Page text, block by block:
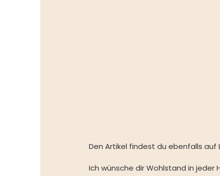
Den Artikel findest du ebenfalls auf
Ich wünsche dir Wohlstand in jeder